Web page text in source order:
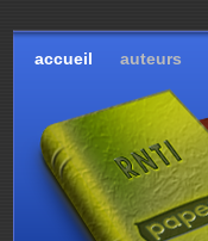
accueil auteurs